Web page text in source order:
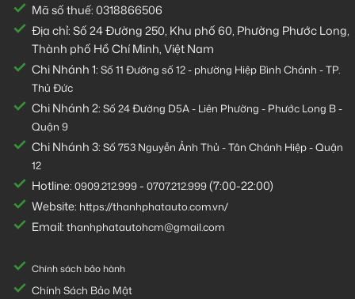
Mã số thuế: 0318866506
Địa chỉ: Số 24 Đường 250, Khu phố 60, Phường Phước Long,
Thành phố Hồ Chí Minh, Việt Nam
Chi Nhánh 1: Số 11 Đường số 12 - phường Hiệp Bình Chánh - TP.
Thủ Đức
Chi Nhánh 2: Số 24 Đường D5A - Liên Phường - Phước Long B -
Quận 9
Chi Nhánh 3: Số 753 Nguyễn Ảnh Thủ - Tân Chánh Hiệp - Quận
12
Hotline: 0909.212.999- 0707.212.999(7:00-22:00)
Website: https://thanhphatauto.com.vn/
Email: thanhphatautohcm@gmail.com
Chính sách bảo hành
Chính Sách Bảo Mật